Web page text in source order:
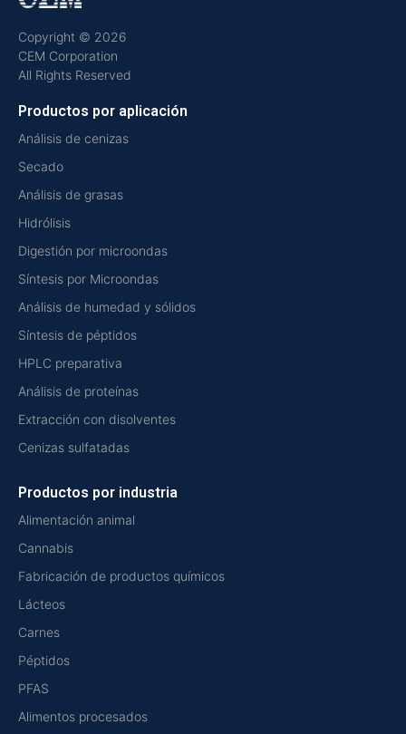
Copyright © 2026
CEM Corporation
All Rights Reserved
Productos por aplicación
Análisis de cenizas
Secado
Análisis de grasas
Hidrólisis
Digestión por microondas
Síntesis por Microondas
Análisis de humedad y sólidos
Síntesis de péptidos
HPLC preparativa
Análisis de proteínas
Extracción con disolventes
Cenizas sulfatadas
Productos por industria
Alimentación animal
Cannabis
Fabricación de productos químicos
Lácteos
Carnes
Péptidos
PFAS
Alimentos procesados